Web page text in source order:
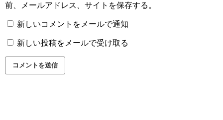
前、メールアドレス、サイトを保存する。
新しいコメントをメールで通知
新しい投稿をメールで受け取る